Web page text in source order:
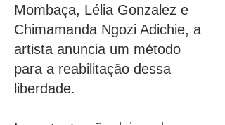
Mombaça, Lélia Gonzalez e
Chimamanda Ngozi Adichie, a
artista anuncia um método
para a reabilitação dessa
liberdade.